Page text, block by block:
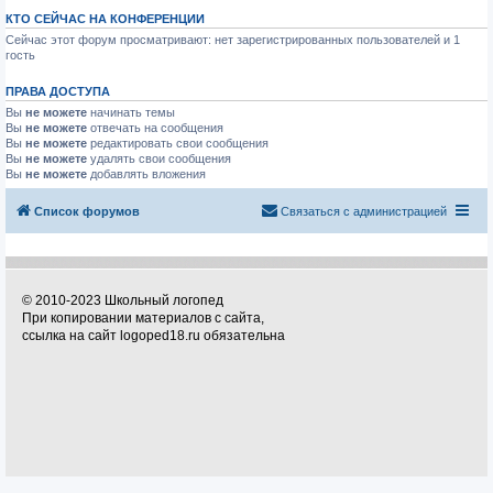
КТО СЕЙЧАС НА КОНФЕРЕНЦИИ
Сейчас этот форум просматривают: нет зарегистрированных пользователей и 1
гость
ПРАВА ДОСТУПА
Вы не можете начинать темы
Вы не можете отвечать на сообщения
Вы не можете редактировать свои сообщения
Вы не можете удалять свои сообщения
Вы не можете добавлять вложения
Список форумов Связаться с администрацией
© 2010-2023 Школьный логопед
При копировании материалов с сайта,
ссылка на сайт logoped18.ru обязательна